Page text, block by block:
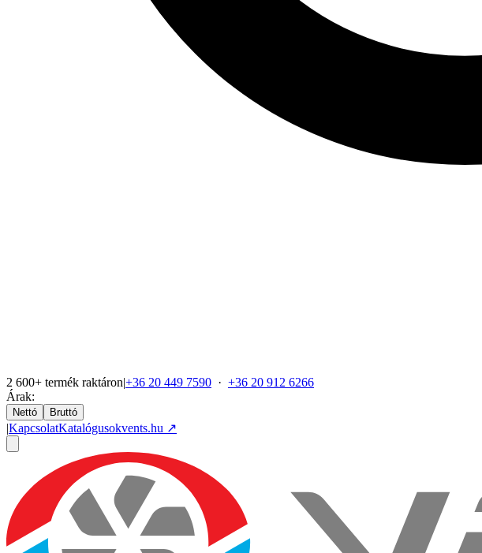
2 600+ termék raktáron|+36 20 449 7590 · +36 20 912 6266
Árak:
Nettó Bruttó
|KapcsolatKatalógusokvents.hu ↗